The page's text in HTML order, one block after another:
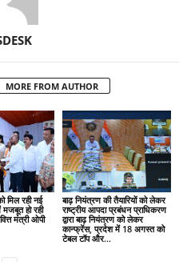
MORE FROM AUTHOR
मिल रही नई
मजबूत हो रही
मंत्री ओपी
बाढ़ नियंत्रण की तैयारियों को लेकर
राष्ट्रीय आपदा प्रबंधन प्राधिकरण
द्वारा बाढ़ नियंत्रण को लेकर
कान्फ्रेंस, प्रदेश में 18 अगस्त को
टेबल टॉप और...